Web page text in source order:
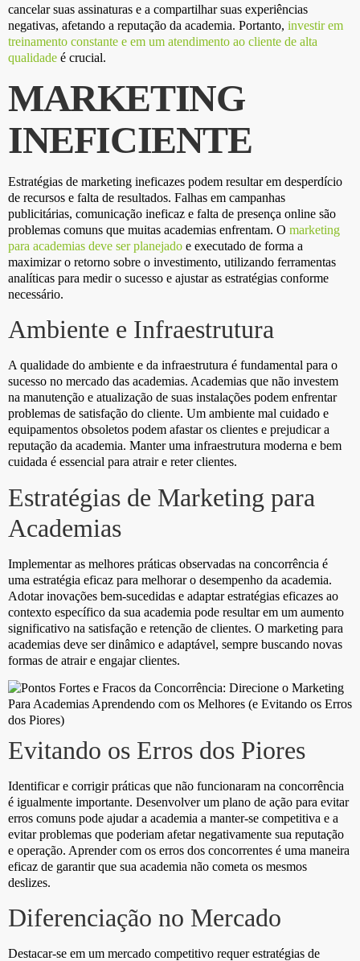
cancelar suas assinaturas e a compartilhar suas experiências
negativas, afetando a reputação da academia. Portanto, investir em
treinamento constante e em um atendimento ao cliente de alta
qualidade é crucial.
MARKETING
INEFICIENTE
Estratégias de marketing ineficazes podem resultar em desperdício
de recursos e falta de resultados. Falhas em campanhas
publicitárias, comunicação ineficaz e falta de presença online são
problemas comuns que muitas academias enfrentam. O marketing
para academias deve ser planejado e executado de forma a
maximizar o retorno sobre o investimento, utilizando ferramentas
analíticas para medir o sucesso e ajustar as estratégias conforme
necessário.
Ambiente e Infraestrutura
A qualidade do ambiente e da infraestrutura é fundamental para o
sucesso no mercado das academias. Academias que não investem
na manutenção e atualização de suas instalações podem enfrentar
problemas de satisfação do cliente. Um ambiente mal cuidado e
equipamentos obsoletos podem afastar os clientes e prejudicar a
reputação da academia. Manter uma infraestrutura moderna e bem
cuidada é essencial para atrair e reter clientes.
Estratégias de Marketing para
Academias
Implementar as melhores práticas observadas na concorrência é
uma estratégia eficaz para melhorar o desempenho da academia.
Adotar inovações bem-sucedidas e adaptar estratégias eficazes ao
contexto específico da sua academia pode resultar em um aumento
significativo na satisfação e retenção de clientes. O marketing para
academias deve ser dinâmico e adaptável, sempre buscando novas
formas de atrair e engajar clientes.
Evitando os Erros dos Piores
Identificar e corrigir práticas que não funcionaram na concorrência
é igualmente importante. Desenvolver um plano de ação para evitar
erros comuns pode ajudar a academia a manter-se competitiva e a
evitar problemas que poderiam afetar negativamente sua reputação
e operação. Aprender com os erros dos concorrentes é uma maneira
eficaz de garantir que sua academia não cometa os mesmos
deslizes.
Diferenciação no Mercado
Destacar-se em um mercado competitivo requer estratégias de